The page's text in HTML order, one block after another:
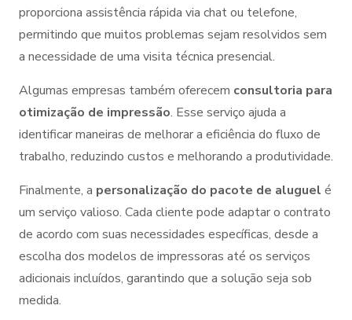
proporciona assistência rápida via chat ou telefone,
permitindo que muitos problemas sejam resolvidos sem
a necessidade de uma visita técnica presencial.
Algumas empresas também oferecem consultoria para
otimização de impressão. Esse serviço ajuda a
identificar maneiras de melhorar a eficiência do fluxo de
trabalho, reduzindo custos e melhorando a produtividade.
Finalmente, a personalização do pacote de aluguel é
um serviço valioso. Cada cliente pode adaptar o contrato
de acordo com suas necessidades específicas, desde a
escolha dos modelos de impressoras até os serviços
adicionais incluídos, garantindo que a solução seja sob
medida.